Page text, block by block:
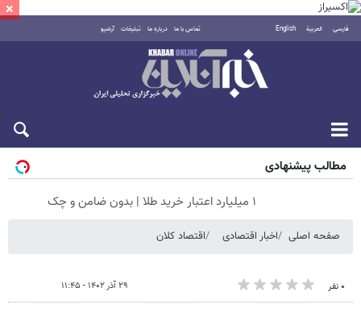
فارسی العربية English تماس با ما درباره ما تبلیغات آرشیو
شنبه ۱۷ مرداد ۱۴۰۵
مطالب پیشنهادی
۱ میلیارد اعتبار خرید طلا | بدون ضامن و چک
صفحه اصلی اخبار اقتصادی اقتصاد کلان
۰ نفر ۲۹ آذر ۱۴۰۲ - ۱۱:۴۵
×